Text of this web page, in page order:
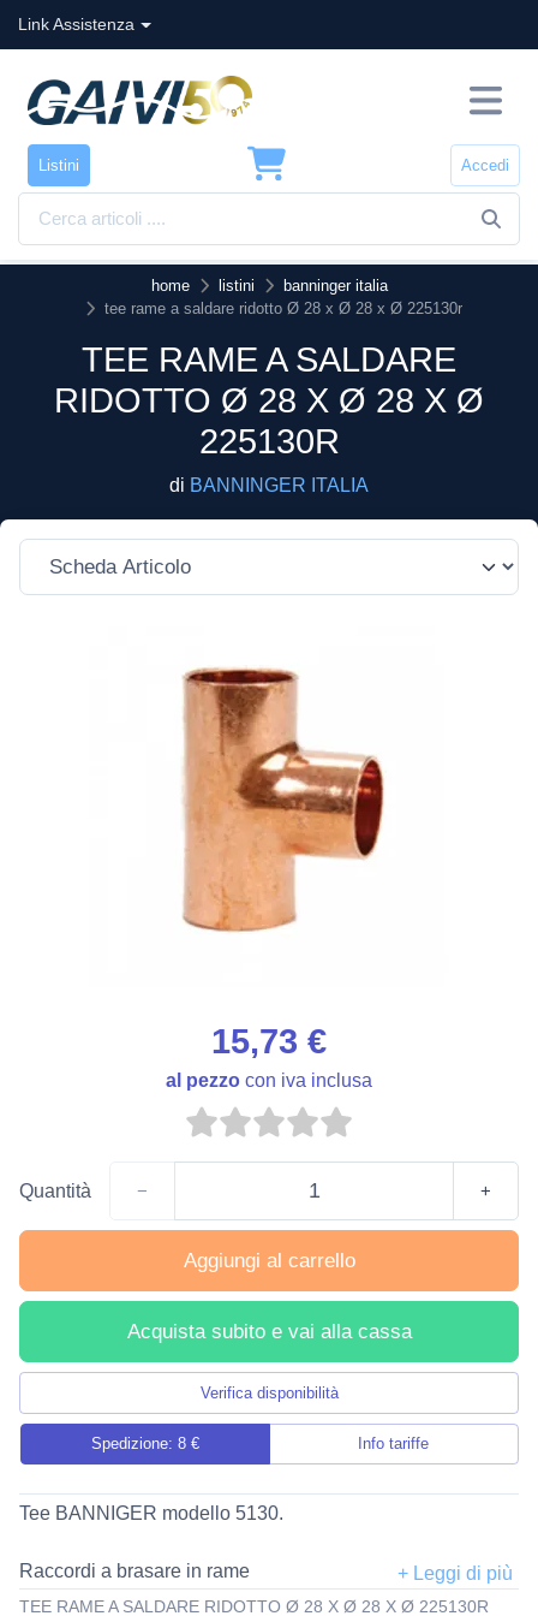
Link Assistenza
Listini Accedi
home listini
banninger italia
tee rame a saldare ridotto Ø 28 x Ø 28 x Ø 225130r
TEE RAME A SALDARE
RIDOTTO Ø 28 X Ø 28 X Ø
225130R
di BANNINGER ITALIA
15,73 €
al pezzo con iva inclusa
Quantità − +
Aggiungi al carrello
Acquista subito e vai alla cassa
Verifica disponibilità
Spedizione: 8 € Info tariffe
Tee BANNIGER modello 5130.
Raccordi a brasare in rame
TEE RAME A SALDARE RIDOTTO Ø 28 X Ø 28 X Ø 225130R